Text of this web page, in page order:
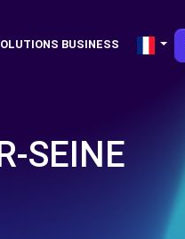
BUSINESS
SEINE